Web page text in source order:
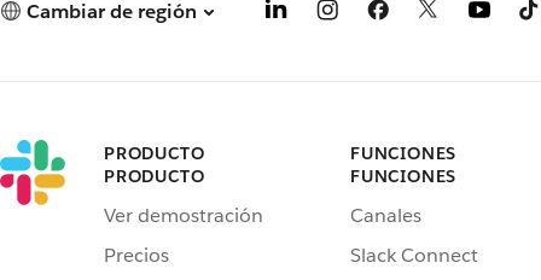
Cambiar de región
PRODUCTO
PRODUCTO
Ver demostración
Precios
FUNCIONES
FUNCIONES
Canales
Slack Connect